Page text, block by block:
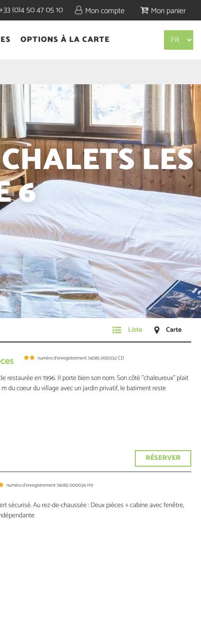
(0)4 50 47 05 10 Mon compte Mon panier
OPTIONS À LA CARTE
LES
6
Liste Carte
numéro d'enregistrement74085 000332 CD
en 1996. Il porte bien son nom. Son côté "chaleureux" plait
du coeur du village avec un jardin privatif, le batiment reste
RÉSERVER
numéro d'enregistrement74085 000036 H9
sécurisé. Au rez-de-chaussée : Deux pièces + cabine avec fenêtre,